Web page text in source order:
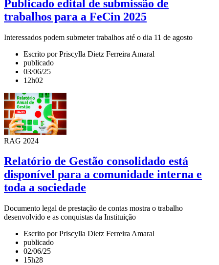
Publicado edital de submissão de
trabalhos para a FeCin 2025
Interessados podem submeter trabalhos até o dia 11 de agosto
Escrito por Priscylla Dietz Ferreira Amaral
publicado
03/06/25
12h02
RAG 2024
Relatório de Gestão consolidado está
disponível para a comunidade interna e
toda a sociedade
Documento legal de prestação de contas mostra o trabalho
desenvolvido e as conquistas da Instituição
Escrito por Priscylla Dietz Ferreira Amaral
publicado
02/06/25
15h28